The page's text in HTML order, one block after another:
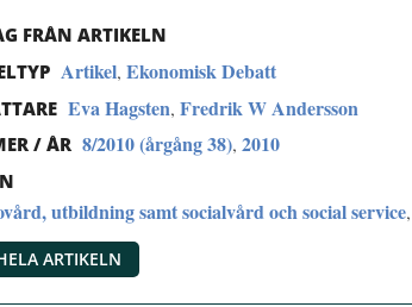
FRÅN ARTIKELN
Artikel, Ekonomisk Debatt
Eva Hagsten, Fredrik W Andersson
/ ÅR 8/2010 (årgång 38), 2010
utbildning samt socialvård och social service,
ARTIKELN